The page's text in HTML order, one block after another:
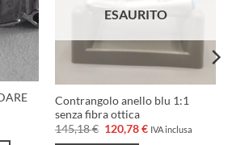
ESAURITO
Contrangolo anello blu 1:1
senza fibra ottica
145,18€ Il
prezzo
120,78€IlIVA inclusa